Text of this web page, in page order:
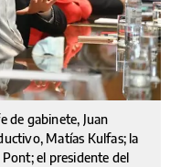
de gabinete, Juan
Matías Kulfas; la
el presidente del